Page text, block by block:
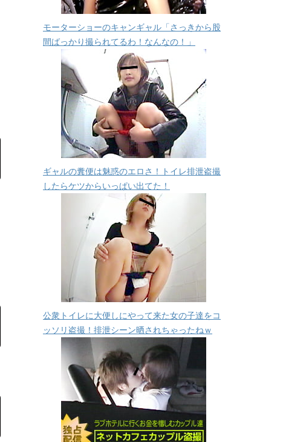
モーターショーのキャンギャル「さっきから股
間ばっかり撮られてるわ！なんなの！」
ギャルの糞便は魅惑のエロさ！トイレ排泄盗撮
したらケツからいっぱい出てた！
公衆トイレに大便しにやって来た女の子達をコ
ッソリ盗撮！排泄シーン晒されちゃったねｗ